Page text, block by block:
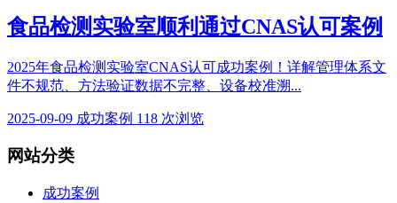
食品检测实验室顺利通过CNAS认可案例
2025年食品检测实验室CNAS认可成功案例！详解管理体系文
件不规范、方法验证数据不完整、设备校准溯...
2025-09-09 成功案例 118 次浏览
网站分类
成功案例